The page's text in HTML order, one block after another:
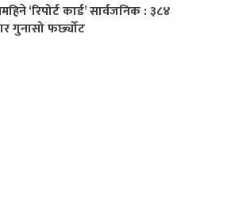
‘रिपोर्ट कार्ड’ सार्वजनिक : ३८४
गुनासो फर्छ्योट